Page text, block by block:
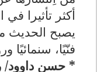
أكثر تأثيرا
يصبح الحديث
فنّيًا، سنمائيًا
* حسن داوود/